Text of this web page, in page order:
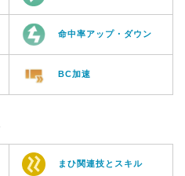
命中率アップ・ダウン
BC加速
まひ関連技とスキル